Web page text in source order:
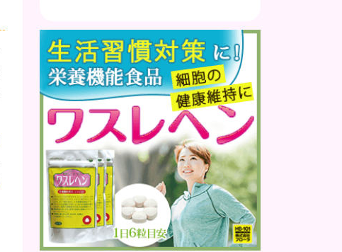
です。 ①アイメイクにメリハリがなく
ぼやけて見える ②アイシャドウやアイ
ラインで濃くなりがち ③ファンデーシ
ョンの粗が目立ち、老けて見える ①ア
イメイクにメリハリがなくぼやけて見
える いつものメイクにただマスカラを
除いただけでは、メリハリがなく腑抜
けた印象になり、目元が引き締まら
ず、ぼやけて見...